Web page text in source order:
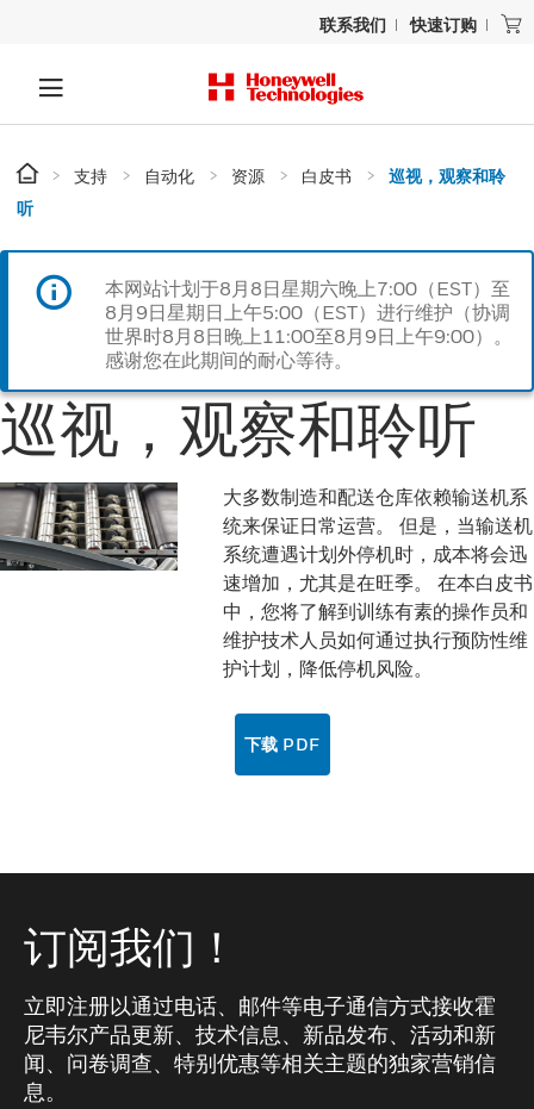
联系我们 快速订购
支持 自动化 资源 白皮书
巡视，观察和聆
听
本网站计划于8月8日星期六晚上7:00（EST）至
8月9日星期日上午5:00（EST）进行维护（协调
世界时8月8日晚上11:00至8月9日上午9:00）。
感谢您在此期间的耐心等待。
巡视，观察和聆听
大多数制造和配送仓库依赖输送机系
统来保证日常运营。 但是，当输送机
系统遭遇计划外停机时，成本将会迅
速增加，尤其是在旺季。 在本白皮书
中，您将了解到训练有素的操作员和
维护技术人员如何通过执行预防性维
护计划，降低停机风险。
下载 PDF
订阅我们！
立即注册以通过电话、邮件等电子通信方式接收霍
尼韦尔产品更新、技术信息、新品发布、活动和新
闻、问卷调查、特别优惠等相关主题的独家营销信
息。